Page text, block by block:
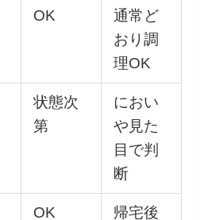
OK
通常ど
おり調
理OK
状態次
第
におい
や見た
目で判
断
OK 帰宅後